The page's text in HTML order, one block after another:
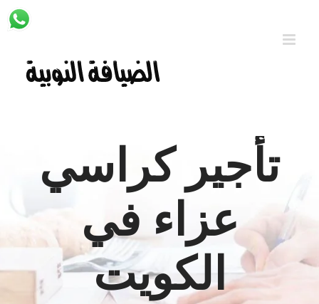
تأجير كراسي
عزاء في
الكويت